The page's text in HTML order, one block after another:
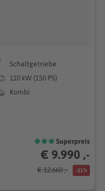
Schaltgetriebe
110 kW (150 PS)
Kombi
Superpreis
€ 9.990 ,-
€ 12.660 ,- -21%